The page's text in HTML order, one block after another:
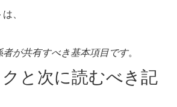
、
が共有すべき基本項目です。
と次に読むべき記